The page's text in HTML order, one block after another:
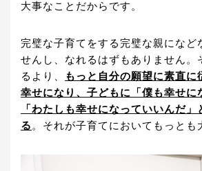
大事なことだからです。
完璧な子育てをする完璧な親になど
せんし、なれるはずもありません。
るより、
もっと自分の願望に素直に
幸せになり、子どもに「僕も幸せに
「わたしも幸せになっていいんだ
る 。それが子育てにおいてもっとも